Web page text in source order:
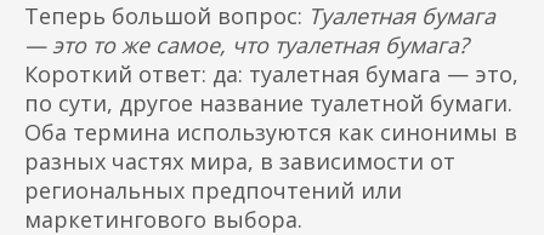
Теперь большой вопрос: Туалетная бумага
— это то же самое, что туалетная бумага?
Короткий ответ: да: туалетная бумага — это,
по сути, другое название туалетной бумаги.
Оба термина используются как синонимы в
разных частях мира, в зависимости от
региональных предпочтений или
маркетингового выбора.